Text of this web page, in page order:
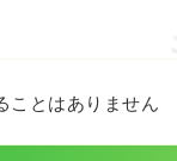
ことはありません